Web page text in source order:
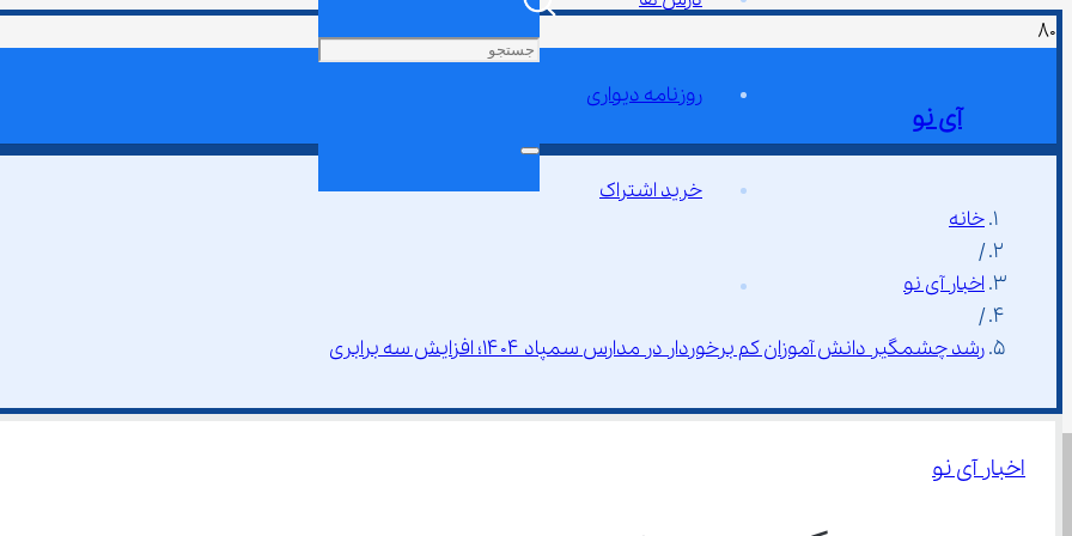
آی نو
روزنامه دیواری
خرید اشتراک
خانه
/
اخبار آی نو
/
رشد چشمگیر دانش ‌آموزان کم ‌برخوردار در مدارس سمپاد ۱۴۰۴؛ افزایش سه ‌برابری
اخبار آی نو